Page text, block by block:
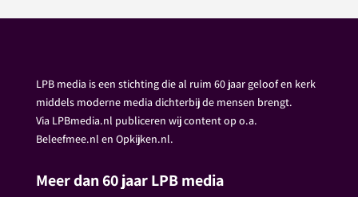
LPB media is een stichting die al ruim 60 jaar geloof en kerk
middels moderne media dichterbij de mensen brengt.
Via LPBmedia.nl publiceren wij content op o.a.
Beleefmee.nl en Opkijken.nl.
Meer dan 60 jaar LPB media